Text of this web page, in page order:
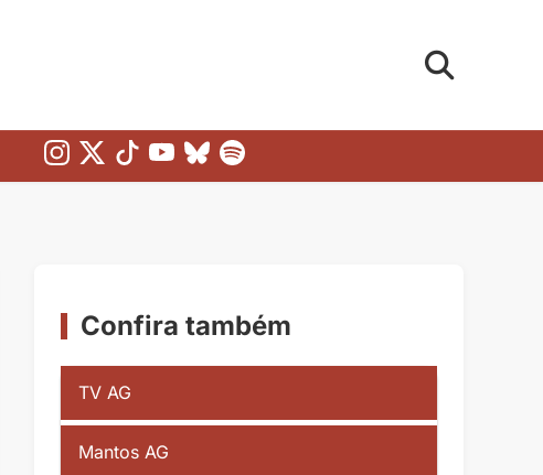
Confira também
TV AG
Mantos AG